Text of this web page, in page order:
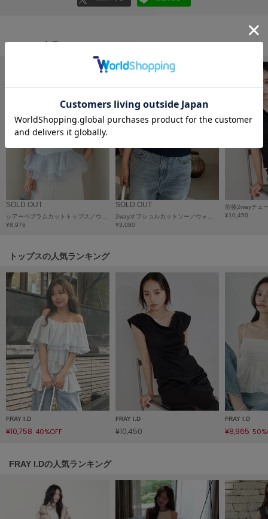
ジェラート ピケ
GELATO PIQUE CAT&DOG
ジェラート ピケ キャットアンドドッグ
gelato pique Sleep
ジェラート ピケ スリープ
GRAMICCI
グラミチ
HUNTER
ハンター
HOKA ONEONE
ホカ オネオネ
KEEN
キーン
LAATO
le coq sportif
ルコックスポルティフ
おすすめ商品
SOLD OUT
¥8,976
SOLD OUT
¥3,080
¥10,450
トップスの人気ランキング
FRAY I.D
¥10,758 40%OFF
FRAY I.D
¥10,450
FRAY I.D
¥8,965
FRAY I.Dの人気ランキング